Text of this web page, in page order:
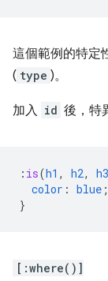
這個範例的特定
( type )。
加入 id 後，特
: is(h1 , h2, h3
color : blue ;
}
[:where()]